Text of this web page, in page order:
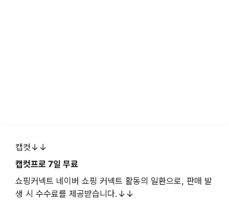
캡컷↓↓
캡컷프로 7일 무료
쇼핑커넥트 네이버 쇼핑 커넥트 활동의 일환으로, 판매 발
생 시 수수료를 제공받습니다.↓↓